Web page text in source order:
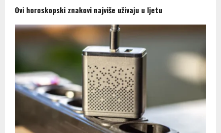
Ovi horoskopski znakovi najviše uživaju u ljetu